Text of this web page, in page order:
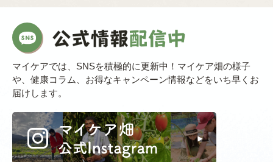
マイケアでは、SNSを積極的に更新中！マイケア畑の様子
や、健康コラム、お得なキャンペーン情報などをいち早くお
届けします。